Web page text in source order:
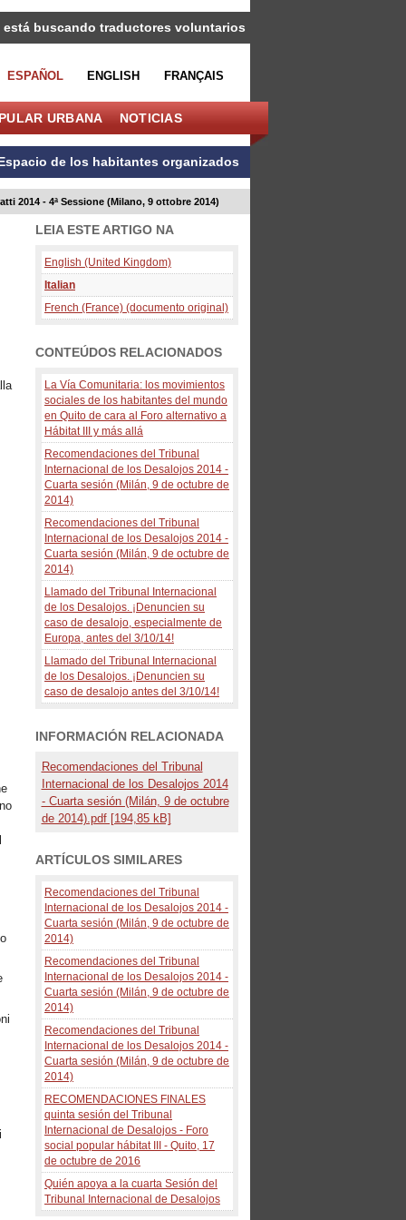
está buscando traductores voluntarios
ESPAÑOL ENGLISH FRANÇAIS
URBANA NOTICIAS
de los habitantes organizados
2014 - 4ª Sessione (Milano, 9 ottobre 2014)
LEIA ESTE ARTIGO NA
English (United Kingdom)
Italian
French (France) (documento original)
CONTEÚDOS RELACIONADOS
La Vía Comunitaria: los movimientos
sociales de los habitantes del mundo
en Quito de cara al Foro alternativo a
Hábitat III y más allá
Recomendaciones del Tribunal
Internacional de los Desalojos 2014 -
Cuarta sesión (Milán, 9 de octubre de
2014)
Recomendaciones del Tribunal
Internacional de los Desalojos 2014 -
Cuarta sesión (Milán, 9 de octubre de
2014)
Llamado del Tribunal Internacional
de los Desalojos. ¡Denuncien su
caso de desalojo, especialmente de
Europa, antes del 3/10/14!
Llamado del Tribunal Internacional
de los Desalojos. ¡Denuncien su
caso de desalojo antes del 3/10/14!
INFORMACIÓN RELACIONADA
Recomendaciones del Tribunal
Internacional de los Desalojos 2014
- Cuarta sesión (Milán, 9 de octubre
de 2014).pdf [194,85 kB]
ARTÍCULOS SIMILARES
Recomendaciones del Tribunal
Internacional de los Desalojos 2014 -
Cuarta sesión (Milán, 9 de octubre de
2014)
Recomendaciones del Tribunal
Internacional de los Desalojos 2014 -
Cuarta sesión (Milán, 9 de octubre de
2014)
Recomendaciones del Tribunal
Internacional de los Desalojos 2014 -
Cuarta sesión (Milán, 9 de octubre de
2014)
RECOMENDACIONES FINALES
quinta sesión del Tribunal
Internacional de Desalojos - Foro
social popular hábitat III - Quito, 17
de octubre de 2016
Quién apoya a la cuarta Sesión del
Tribunal Internacional de Desalojos